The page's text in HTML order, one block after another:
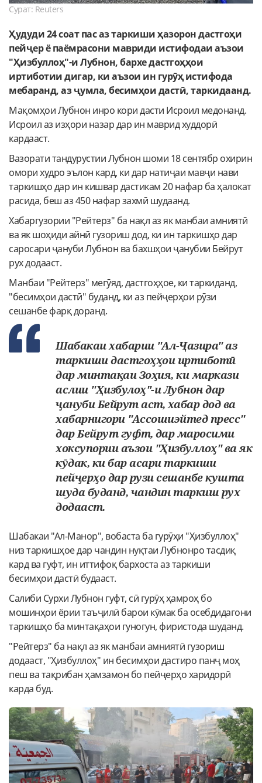
Сурат: Reuters
Ҳудуди 24 соат пас аз таркиши ҳазорон дастгоҳи
пейҷер ё паёмрасони мавриди истифодаи аъзои
"Ҳизбуллоҳ"-и Лубнон, бархе дастгоҳҳои
иртиботии дигар, ки аъзои ин гурӯҳ истифода
мебаранд, аз ҷумла, бесимҳои дастӣ, таркидаанд.
Мақомҳои Лубнон инро кори дасти Исроил медонанд.
Исроил аз изҳори назар дар ин маврид худдорӣ
кардааст.
Вазорати тандурустии Лубнон шоми 18 сентябр охирин
омори худро эълон кард, ки дар натиҷаи мавҷи нави
таркишҳо дар ин кишвар дастикам 20 нафар ба ҳалокат
расида, беш аз 450 нафар захмӣ шудаанд.
Хабаргузории "Рейтерз" ба нақл аз як манбаи амниятӣ
ва як шоҳиди айнӣ гузориш дод, ки ин таркишҳо дар
саросари ҷануби Лубнон ва бахшҳои ҷанубии Бейрут
рух додааст.
Манбаи "Рейтерз" мегӯяд, дастгоҳҳое, ки таркиданд,
"бесимҳои дастӣ" буданд, ки аз пейҷерҳои рӯзи
сешанбе фарқ доранд.
Шабакаи хабарии "Ал-Ҷазира" аз
таркиши дастгоҳҳои иртиботӣ
дар минтақаи Зоҳия, ки маркази
аслии "Ҳизбулоҳ"-и Лубнон дар
ҷануби Бейрут аст, хабар дод ва
хабарнигори "Ассошиэйтед пресс"
дар Бейрут гуфт, дар маросими
хоксупории аъзои "Ҳизбуллоҳ" ва як
кӯдак, ки бар асари таркиши
пейҷерҳо дар рузи сешанбе кушта
шуда буданд, чандин таркиш рух
додааст.
Шабакаи "Ал-Манор", вобаста ба гурӯҳи "Ҳизбуллоҳ"
низ таркишҳое дар чандин нуқтаи Лубнонро тасдиқ
кард ва гуфт, ин иттифоқ бархоста аз таркиши
бесимҳои дастӣ будааст.
Салиби Сурхи Лубнон гуфт, сӣ гурӯҳ ҳамроҳ бо
мошинҳои ёрии таъҷилӣ барои кӯмак ба осебдидагони
таркишҳо ба минтақаҳои гуногун, фиристода шуданд.
"Рейтерз" ба нақл аз як манбаи амниятӣ гузориш
додааст, "Ҳизбуллоҳ" ин бесимҳои дастиро панҷ моҳ
пеш ва тақрибан ҳамзамон бо пейҷерҳо харидорӣ
карда буд.